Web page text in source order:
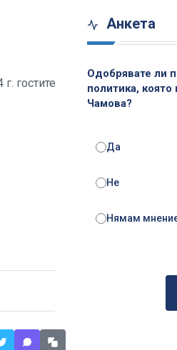
гостите
Анкета
Одобрявате ли
политика,
Чамова?
Да
Не
Нямам